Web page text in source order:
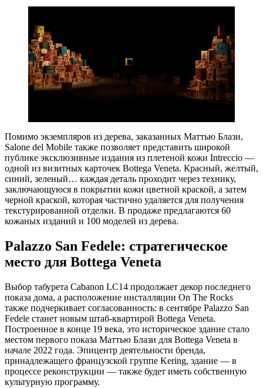
Помимо экземпляров из дерева, заказанных Маттью Блази,
Salone del Mobile также позволяет представить широкой
публике эксклюзивные издания из плетеной кожи Intreccio —
одной из визитных карточек Bottega Veneta. Красный, желтый,
синий, зеленый… каждая деталь проходит через технику,
заключающуюся в покрытии кожи цветной краской, а затем
черной краской, которая частично удаляется для получения
текстурированной отделки. В продаже предлагаются 60
кожаных изданий и 100 моделей из дерева.
Palazzo San Fedele: стратегическое
место для Bottega Veneta
Выбор табурета Cabanon LC14 продолжает декор последнего
показа дома, а расположение инсталляции On The Rocks
также подчеркивает согласованность: в сентябре Palazzo San
Fedele станет новым штаб-квартирой Bottega Veneta.
Построенное в конце 19 века, это историческое здание стало
местом первого показа Маттью Блази для Bottega Veneta в
начале 2022 года. Эпицентр деятельности бренда,
принадлежащего французской группе Kering, здание — в
процессе реконструкции — также будет иметь собственную
культурную программу.